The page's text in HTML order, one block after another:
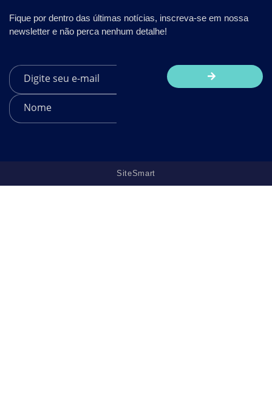
Fique por dentro das últimas notícias, inscreva-se em nossa
newsletter e não perca nenhum detalhe!
SiteSmart